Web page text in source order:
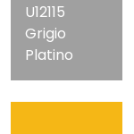
U12115
Grigio
Platino